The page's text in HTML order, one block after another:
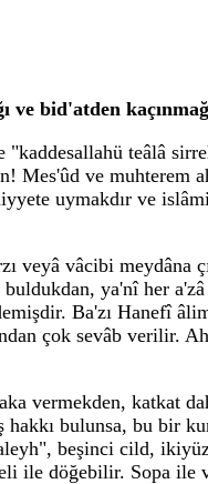
ve bid'atden
teâlâ
Mes'ûd ve muhterem
uymakdır ve
veyâ vâcibi meydâna
ya'nî her
Ba'zı Hanefî
çok sevâb verilir.
vermekden, katkat
bulunsa, bu bir
beşinci cild,
ile döğebilir. Sopa ile